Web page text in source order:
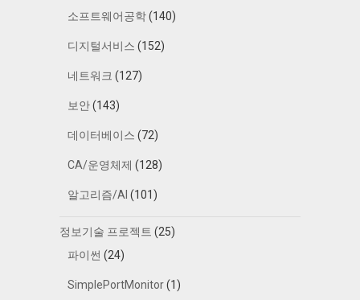
소프트웨어공학(140)
디지털서비스 (152)
네트워크 (127)
보안(143)
데이터베이스 (72)
CA/운영체제 (128)
알고리즘/AI (101)
정보기술 프로젝트 (25)
파이썬 (24)
SimplePortMonitor(1)